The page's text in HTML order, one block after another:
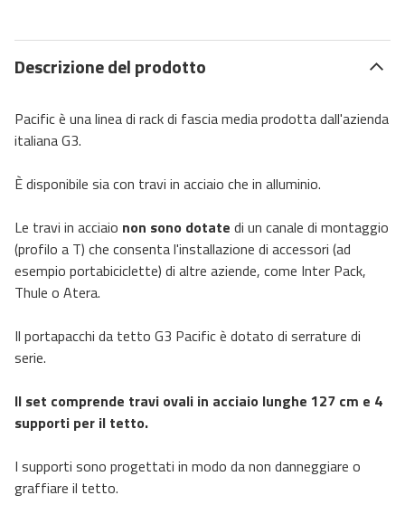
Descrizione del prodotto
Pacific è una linea di rack di fascia media prodotta dall'azienda
italiana G3.
È disponibile sia con travi in ​​acciaio che in alluminio.
Le travi in ​​acciaio non sono dotate di un canale di montaggio
(profilo a T) che consenta l'installazione di accessori (ad
esempio portabiciclette) di altre aziende, come Inter Pack,
Thule o Atera.
Il portapacchi da tetto G3 Pacific è dotato di serrature di
serie.
Il set comprende travi ovali in acciaio lunghe 127 cm e 4
supporti per il tetto.
I supporti sono progettati in modo da non danneggiare o
graffiare il tetto.